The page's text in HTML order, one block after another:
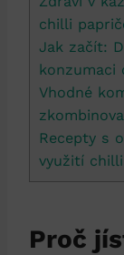
chilli
Jak začít:
konzumaci
Vhodné
Recepty s
využití
Proč